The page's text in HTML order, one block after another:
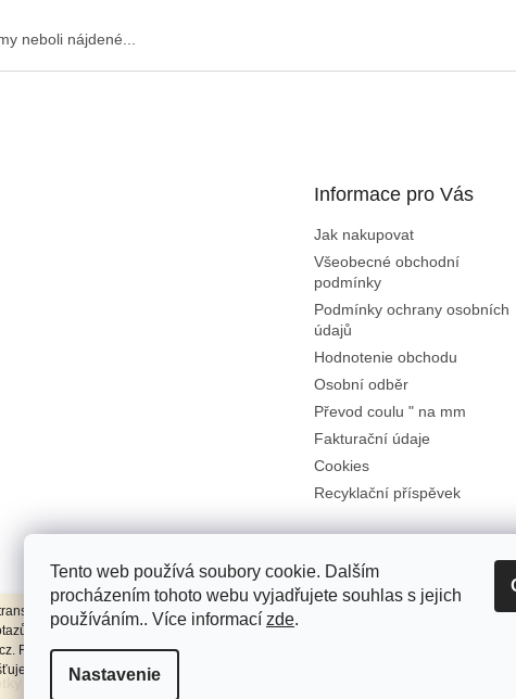
Tento web používá soubory cookie. Dalším
procházením tohoto webu vyjadřujete souhlas s jejich
používáním.. Více informací zde.
Nastavenie
Pro přepravu zboží na
volejte na tel.: +420
Recyklační poplatek je
záruční a pozáruční
neboli nájdené...
Informace pro Vás
Jak nakupovat
Všeobecné obchodní
podmínky
Podmínky ochrany osobních
údajů
Hodnotenie obchodu
Osobní odběr
Převod coulu " na mm
Fakturační údaje
Cookies
Recyklační příspěvek
Toplist
práva vyhradené.Upraviť nastavenie cookies